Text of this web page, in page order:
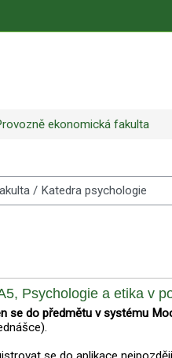
ekonomická fakulta
Psychologie a etika v
se do předmětu v systému